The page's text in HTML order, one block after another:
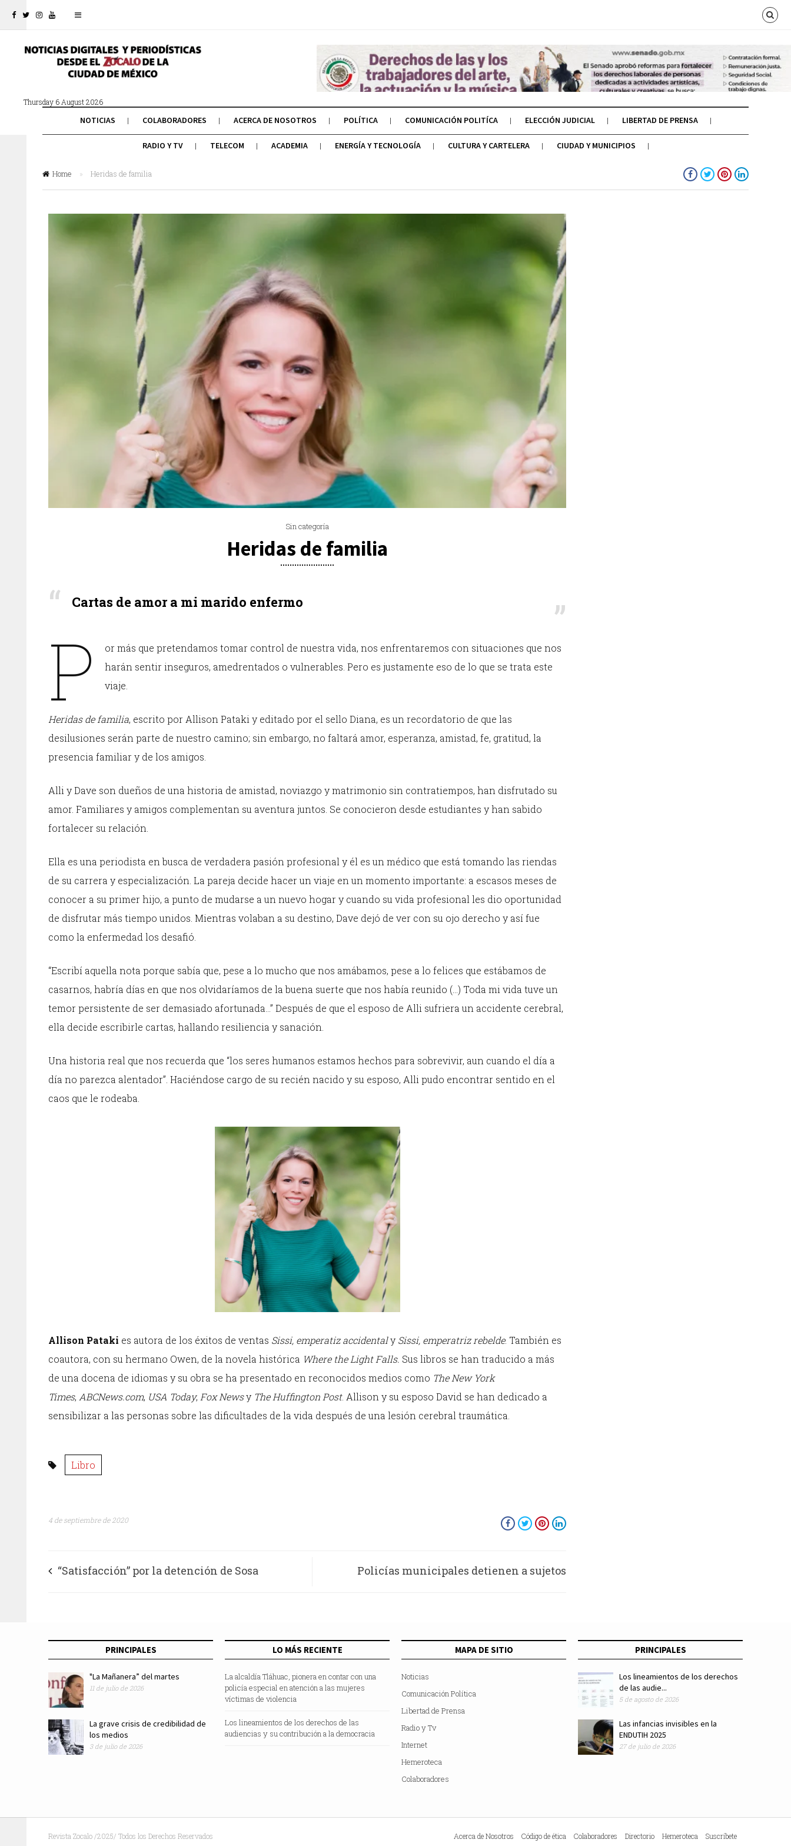
Thursday 6 August 2026
NOTICIAS COLABORADORES ACERCA DE NOSOTROS POLÍTICA COMUNICACIÓN POLITÍCA ELECCIÓN JUDICIAL LIBERTAD DE PRENSA
RADIO Y TV TELECOM ACADEMIA ENERGÍA Y TECNOLOGÍA CULTURA Y CARTELERA CIUDAD Y MUNICIPIOS
Home » Heridas de familia
Sin categoría
Heridas de familia
Cartas de amor a mi marido enfermo
P
or más que pretendamos tomar control de nuestra vida, nos enfrentaremos con situaciones que nos
harán sentir inseguros, amedrentados o vulnerables. Pero es justamente eso de lo que se trata este
viaje.
Heridas de familia, escrito por Allison Pataki y editado por el sello Diana, es un recordatorio de que las
desilusiones serán parte de nuestro camino; sin embargo, no faltará amor, esperanza, amistad, fe, gratitud, la
presencia familiar y de los amigos.
Alli y Dave son dueños de una historia de amistad, noviazgo y matrimonio sin contratiempos, han disfrutado su
amor. Familiares y amigos complementan su aventura juntos. Se conocieron desde estudiantes y han sabido
fortalecer su relación.
Ella es una periodista en busca de verdadera pasión profesional y él es un médico que está tomando las riendas
de su carrera y especialización. La pareja decide hacer un viaje en un momento importante: a escasos meses de
conocer a su primer hijo, a punto de mudarse a un nuevo hogar y cuando su vida profesional les dio oportunidad
de disfrutar más tiempo unidos. Mientras volaban a su destino, Dave dejó de ver con su ojo derecho y así fue
como la enfermedad los desafió.
“Escribí aquella nota porque sabía que, pese a lo mucho que nos amábamos, pese a lo felices que estábamos de
casarnos, habría días en que nos olvidaríamos de la buena suerte que nos había reunido (…) Toda mi vida tuve un
temor persistente de ser demasiado afortunada…” Después de que el esposo de Alli sufriera un accidente cerebral,
ella decide escribirle cartas, hallando resiliencia y sanación.
Una historia real que nos recuerda que “los seres humanos estamos hechos para sobrevivir, aun cuando el día a
día no parezca alentador”. Haciéndose cargo de su recién nacido y su esposo, Alli pudo encontrar sentido en el
caos que le rodeaba.
Allison Pataki es autora de los éxitos de ventas Sissi, emperatiz accidentaly Sissi, emperatriz rebelde. También es
coautora, con su hermano Owen, de la novela histórica Where the Light Falls. Sus libros se han traducido a más
de una docena de idiomas y su obra se ha presentado en reconocidos medios como The New York
Times, ABCNews.com, USA Today, Fox Newsy The Huffington Post. Allison y su esposo David se han dedicado a
sensibilizar a las personas sobre las dificultades de la vida después de una lesión cerebral traumática.
Libro
4 de septiembre de 2020
“Satisfacción” por la detención de Sosa Policías municipales detienen a sujetos
PRINCIPALES
"La Mañanera” del martes
11 de julio de 2026
La grave crisis de credibilidad de
los medios
3 de julio de 2026
LO MÁS RECIENTE
La alcaldía Tláhuac, pionera en contar con una
policía especial en atención a las mujeres
víctimas de violencia
Los lineamientos de los derechos de las
audiencias y su contribución a la democracia
MAPA DE SITIO
Noticias
Comunicación Política
Libertad de Prensa
Radio y Tv
Internet
Hemeroteca
Colaboradores
PRINCIPALES
Los lineamientos de los derechos
de las audie...
5 de agosto de 2026
Las infancias invisibles en la
ENDUTIH 2025
27 de julio de 2026
Revista Zocalo /2025/ Todos los Derechos Reservados Acerca de Nosotros Código de ética Colaboradores Directorio Hemeroteca Suscríbete